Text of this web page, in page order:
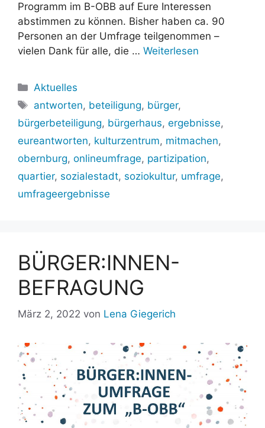
Programm im B-OBB auf Eure Interessen
abstimmen zu können. Bisher haben ca. 90
Personen an der Umfrage teilgenommen –
vielen Dank für alle, die … Weiterlesen
Kategorien
Aktuelles
Schlagwörter
antworten, beteiligung, bürger,
bürgerbeteiligung, bürgerhaus, ergebnisse,
eureantworten, kulturzentrum, mitmachen,
obernburg, onlineumfrage, partizipation,
quartier, sozialestadt, soziokultur, umfrage,
umfrageergebnisse
BÜRGER:INNEN-
BEFRAGUNG
März 2, 2022 von Lena Giegerich